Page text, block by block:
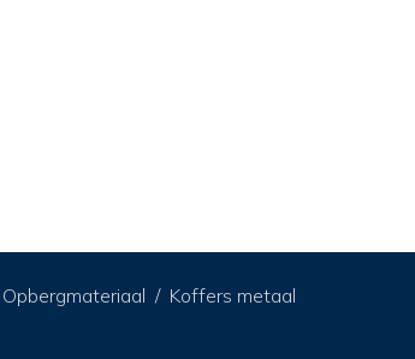
Opbergmateriaal Koffers metaal